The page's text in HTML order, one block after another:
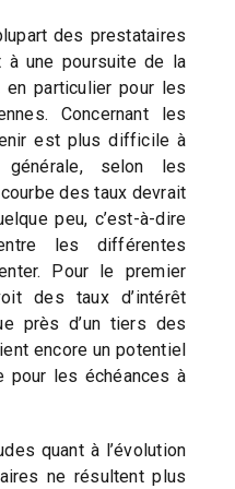
des prestataires
à une poursuite de la
en particulier pour les
Concernant les
est plus difficile à
générale, selon les
des taux devrait
peu, c’est-à-dire
les différentes
Pour le premier
des taux d’intérêt
près d’un tiers des
encore un potentiel
pour les échéances à
quant à l’évolution
ne résultent plus